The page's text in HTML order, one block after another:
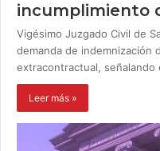
incumplimiento
Vigésimo Juzgado Civil de
demanda de indemnización
extracontractual,
Leer más »